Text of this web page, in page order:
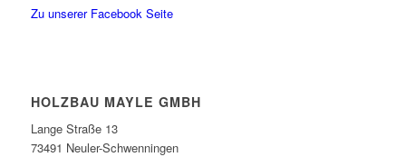
Zu unserer Facebook Seite
HOLZBAU MAYLE GMBH
Lange Straße 13
73491 Neuler-Schwenningen